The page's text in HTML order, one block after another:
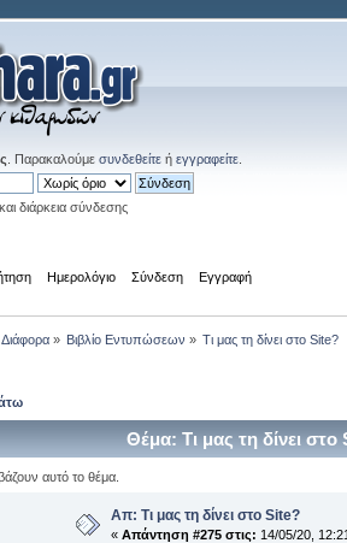
. Παρακαλούμε συνδεθείτε ή εγγραφείτε
διάρκεια σύνδεσης
Ημερολόγιο Σύνδεση Εγγραφή
Διάφορα» Βιβλίο Εντυπώσεων » Τι μας τη δίνει στο Site?
Θέμα: Τι μας τη δίνει
αυτό το θέμα.
Απ: Τι μας τη δίνει στο Site?
« Απάντηση #275 στις: 14/05/20,